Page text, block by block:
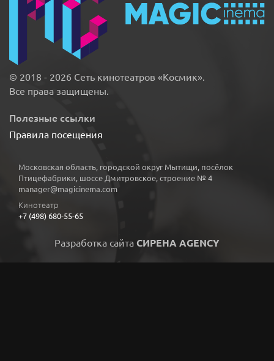
© 2018 - 2026 Сеть кинотеатров «Космик».
Все права защищены.
Полезные ссылки
Правила посещения
Московская область, городской округ Мытищи, посёлок
Птицефабрики, шоссе Дмитровское, строение № 4
manager@magicinema.com
Кинотеатр
+7 (498) 680-55-65
Разработка сайта СИРЕНА AGENCY